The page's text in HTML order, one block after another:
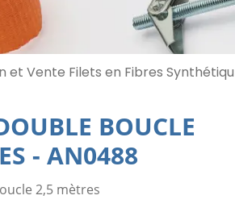
et Vente Filets en Fibres
BOUCLE
-AN0488
2,5 mètres